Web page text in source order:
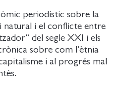
periodístic sobre la
i el conflicte entre
del segle XXI i els
sobre com l’ètnia
i al progrés mal